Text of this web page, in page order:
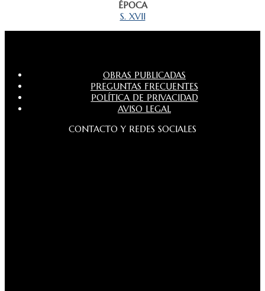
ÉPOCA
S. XVII
OBRAS PUBLICADAS
PREGUNTAS FRECUENTES
POLÍTICA DE PRIVACIDAD
AVISO LEGAL
CONTACTO Y REDES SOCIALES